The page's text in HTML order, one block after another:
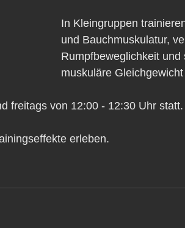
In Kleingruppen
und Bauchmuskulatur,
Rumpfbeweglichkeit
muskuläre
freitags von 12:00 - 12:30 Uhr statt.
erleben.